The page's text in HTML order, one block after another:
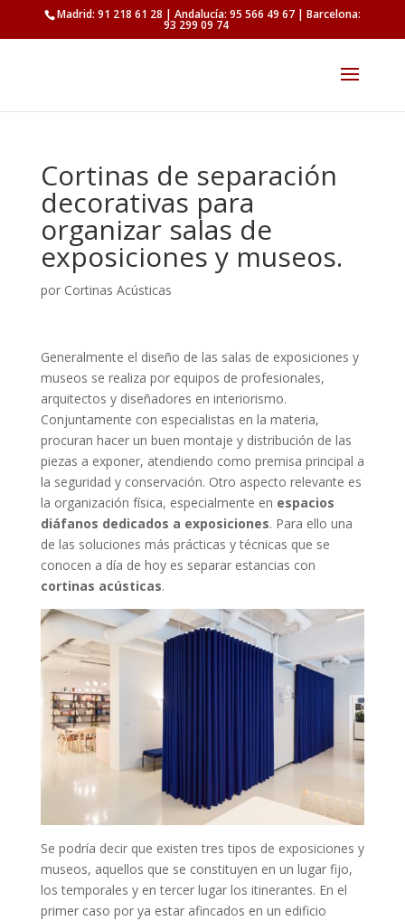
Madrid: 91 218 61 28 | Andalucía: 95 566 49 67 | Barcelona:
93 299 09 74
Cortinas de separación
decorativas para
organizar salas de
exposiciones y museos.
por Cortinas Acústicas
Generalmente el diseño de las salas de exposiciones y
museos se realiza por equipos de profesionales,
arquitectos y diseñadores en interiorismo.
Conjuntamente con especialistas en la materia,
procuran hacer un buen montaje y distribución de las
piezas a exponer, atendiendo como premisa principal a
la seguridad y conservación. Otro aspecto relevante es
la organización física, especialmente en espacios
diáfanos dedicados a exposiciones. Para ello una
de las soluciones más prácticas y técnicas que se
conocen a día de hoy es separar estancias con
cortinas acústicas.
Se podría decir que existen tres tipos de exposiciones y
museos, aquellos que se constituyen en un lugar fijo,
los temporales y en tercer lugar los itinerantes. En el
primer caso por ya estar afincados en un edificio